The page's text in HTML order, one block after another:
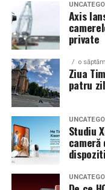
In acest context,
echilibru intre
opteaza pentru
care pot fi folosite si
indiferent de vreme
De ce conteaza tipul
Cluj
Clujul este un oras
iar drumurile din
cat si trasee
de show trebuie sa
Axis
private
o
Ziua
patru
Studiu